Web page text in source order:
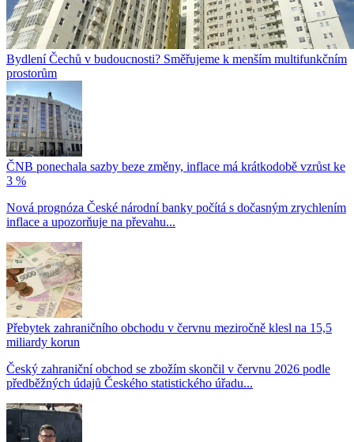
Bydlení Čechů v budoucnosti? Směřujeme k menším multifunkčním
prostorům
ČNB ponechala sazby beze změny, inflace má krátkodobě vzrůst ke
3 %
Nová prognóza České národní banky počítá s dočasným zrychlením
inflace a upozorňuje na převahu...
Přebytek zahraničního obchodu v červnu meziročně klesl na 15,5
miliardy korun
Český zahraniční obchod se zbožím skončil v červnu 2026 podle
předběžných údajů Českého statistického úřadu...